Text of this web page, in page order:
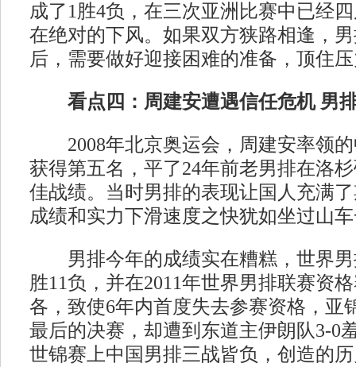
成了1胜4负，在三次亚洲比赛中已经
在绝对的下风。如果双方狭路相逢，
后，需要做好迎接困难的准备，顶住
看点四：周建安遭遇信任危机 男
2008年北京奥运会，周建安率领的
获得第五名，平了24年前老男排在洛
佳战绩。当时男排的表现让国人充满
成绩和实力下滑速度之快犹如坐过山
男排今年的成绩实在糟糕，世界男
胜11负，并在2011年世界男排联赛资
各，致使6年内首度失去参赛资格，亚
最后的决赛，却遭到东道主伊朗队3-0
世锦赛上中国男排三战皆负，创造的